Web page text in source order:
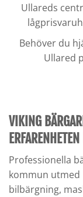
Ullareds
Behöver du
Ullared
VIKING
Professionella
kommun utmed
bilbärgning,